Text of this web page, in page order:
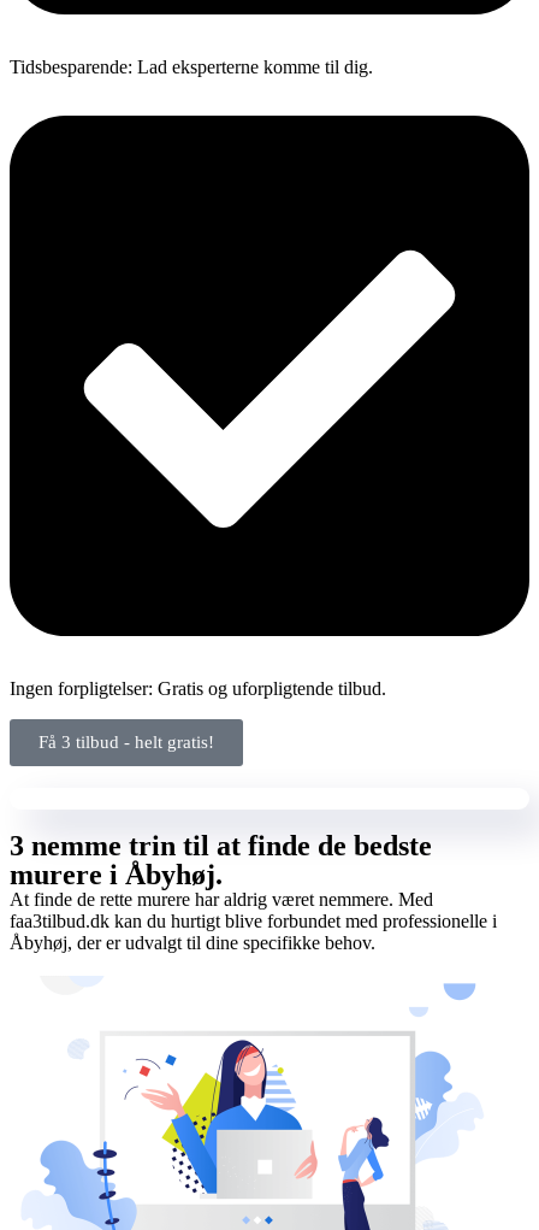
Tidsbesparende: Lad eksperterne komme til dig.
Ingen forpligtelser: Gratis og uforpligtende tilbud.
Få 3 tilbud - helt gratis!
3 nemme trin til at finde de bedste
murere i Åbyhøj.
At finde de rette murere har aldrig været nemmere. Med
faa3tilbud.dk kan du hurtigt blive forbundet med professionelle i
Åbyhøj, der er udvalgt til dine specifikke behov.